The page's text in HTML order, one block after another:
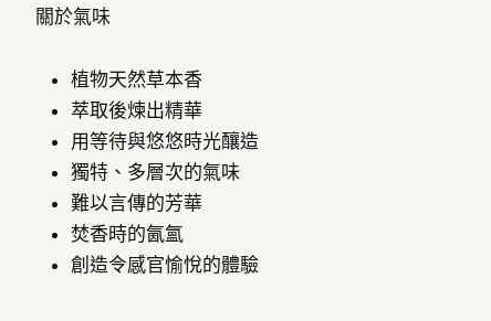
關於氣味
植物天然草本香
萃取後煉出精華
用等待與悠悠時光釀造
獨特、多層次的氣味
難以言傳的芳華
焚香時的氤氳
創造令感官愉悅的體驗